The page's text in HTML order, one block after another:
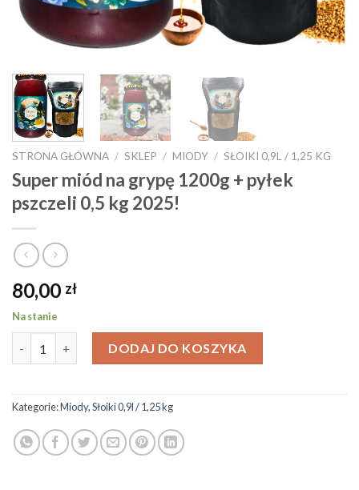
STRONA GŁÓWNA / SKLEP / MIODY / SŁOIKI 0,9L / 1,25 KG
Super miód na grypę 1200g + pyłek
pszczeli 0,5 kg 2025!
80,00 zł
Na stanie
DODAJ DO KOSZYKA
Kategorie:Miody,Słoiki 0,9l / 1,25 kg